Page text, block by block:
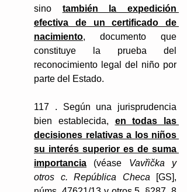
sino también la expedición
efectiva de un certificado de
nacimiento, documento que
constituye la prueba del
reconocimiento legal del niño por
parte del Estado.
117 . Según una jurisprudencia
bien establecida, en todas las
decisiones relativas a los niños
su interés superior es de suma
importancia (véase Vavřička y
otros c. República Checa
[GS],